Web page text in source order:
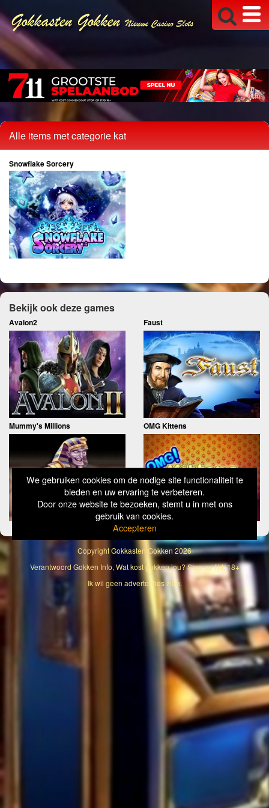
We gebruiken cookies om de nodige site functionaliteit te
bieden en uw ervaring te verbeteren.
Door onze website te bezoeken, stemt u in met ons
gebruik van cookies.
Accepteren
Alle items met categorie kat
Snowflake Sorcery
Bekijk ook deze games
Avalon2 Faust
Mummy's Millions OMG Kittens
CopyrightGokkasten Gokken 2026
Verantwoord Gokken Info, Wat kost gokken jou? Stop op tijd, 18+
Ik wil geen advertenties zien.